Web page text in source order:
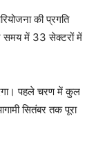
की प्रगति
समय में 33 सेक्टरों में
पहले चरण में कुल
सितंबर तक पूरा